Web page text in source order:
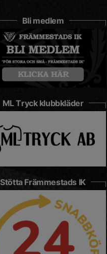
Bli medlem
ML Tryck klubbkläder
Stötta Främmestads IK